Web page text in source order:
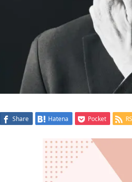
Share Hatena Pocket